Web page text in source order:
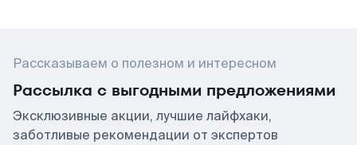
Рассказываем о полезном и интересном
Рассылка с выгодными предложениями
Эксклюзивные акции, лучшие лайфхаки,
заботливые рекомендации от экспертов